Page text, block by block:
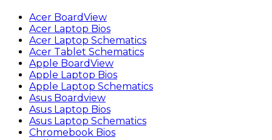
Acer BoardView
Acer Laptop Bios
Acer Laptop Schematics
Acer Tablet Schematics
Apple BoardView
Apple Laptop Bios
Apple Laptop Schematics
Asus Boardview
Asus Laptop Bios
Asus Laptop Schematics
Chromebook Bios